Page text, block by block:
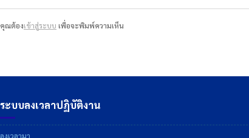
คุณต้องเข้าสู่ระบบ เพื่อจะพิมพ์ความเห็น
ระบบลงเวลาปฏิบัติงาน
ลงเวลามา